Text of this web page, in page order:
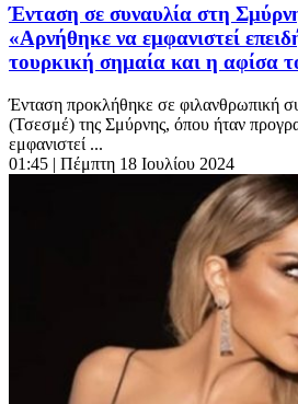
Ένταση σε συναυλία στη
«Αρνήθηκε να εμφανιστεί
τουρκική σημαία και η αφίσα
Ένταση προκλήθηκε σε φιλανθρωπική
(Τσεσμέ) της Σμύρνης, όπου ήταν
εμφανιστεί ...
01:45 | Πέμπτη 18 Ιουλίου 2024